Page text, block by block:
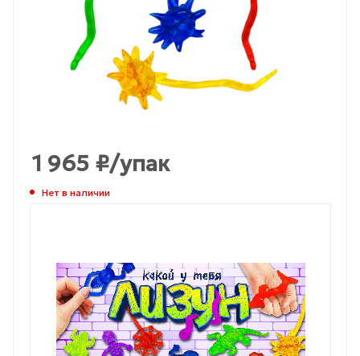
1 965 ₽/упак
Нет в наличии